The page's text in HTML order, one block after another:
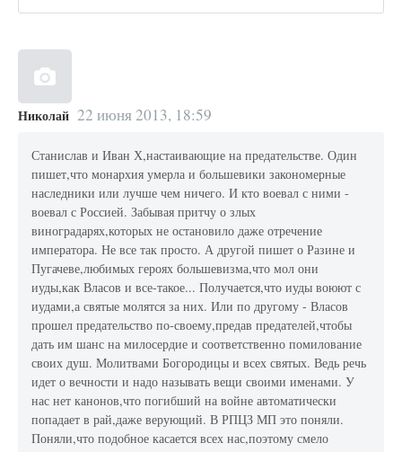
Николай 22 июня 2013, 18:59
Станислав и Иван Х,настаивающие на предательстве. Один
пишет,что монархия умерла и большевики закономерные
наследники или лучше чем ничего. И кто воевал с ними -
воевал с Россией. Забывая притчу о злых
виноградарях,которых не остановило даже отречение
императора. Не все так просто. А другой пишет о Разине и
Пугачеве,любимых героях большевизма,что мол они
иуды,как Власов и все-такое... Получается,что иуды воюют с
иудами,а святые молятся за них. Или по другому - Власов
прошел предательство по-своему,предав предателей,чтобы
дать им шанс на милосердие и соответственно помилование
своих душ. Молитвами Богородицы и всех святых. Ведь речь
идет о вечности и надо называть вещи своими именами. У
нас нет канонов,что погибший на войне автоматически
попадает в рай,даже верующий. В РПЦЗ МП это поняли.
Поняли,что подобное касается всех нас,поэтому смело